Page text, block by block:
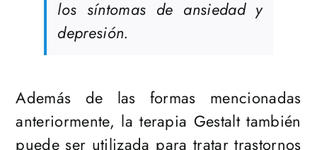
los síntomas de ansiedad y
depresión.
Además de las formas mencionadas
anteriormente, la terapia Gestalt también
puede ser utilizada para tratar trastornos